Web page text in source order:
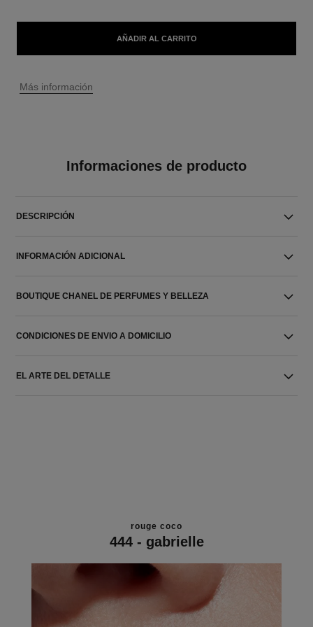
AÑADIR AL CARRITO
↩
Más información
Informaciones de producto
DESCRIPCIÓN
INFORMACIÓN ADICIONAL
BOUTIQUE CHANEL DE PERFUMES Y BELLEZA
CONDICIONES DE ENVIO A DOMICILIO
EL ARTE DEL DETALLE
rouge coco
444 - gabrielle